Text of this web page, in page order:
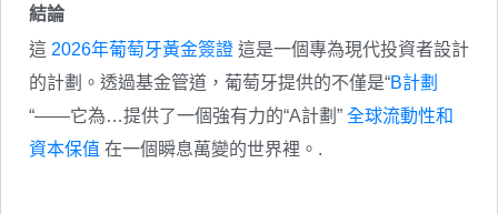
結論
這 2026年葡萄牙黃金簽證 這是一個專為現代投資者設計
的計劃。透過基金管道，葡萄牙提供的不僅是“B計劃
“——它為…提供了一個強有力的“A計劃” 全球流動性和
資本保值 在一個瞬息萬變的世界裡。.